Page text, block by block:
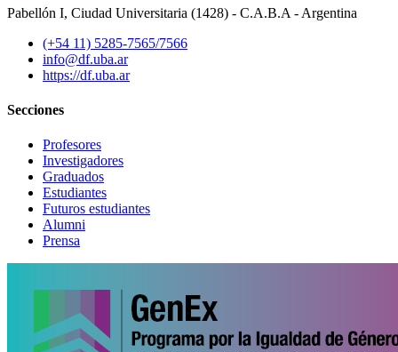
Pabellón I, Ciudad Universitaria (1428) - C.A.B.A - Argentina
(+54 11) 5285-7565/7566
info@df.uba.ar
https://df.uba.ar
Secciones
Profesores
Investigadores
Graduados
Estudiantes
Futuros estudiantes
Alumni
Prensa